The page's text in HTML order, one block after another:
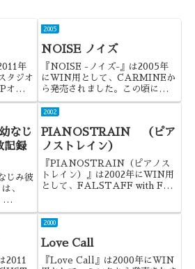
年
タジオ
オリジ
2005
NOISE ノイズ
『NOISE -ノイズ-』は2005年
にWIN用として、CARMINEか
ら発売されました。この頃には珍
せる陵辱モノでしたね。
なじ
記録
じみ彼
、
寝取ら
2002
PIANOSTRAIN （ピア
ノストレイン）
『PIANOSTRAIN（ピアノス
トレイン）』は2002年にWIN用
として、FALSTAFF with FW
でした。
2011
2000
Love Call
『Love Call』は2000年にWIN